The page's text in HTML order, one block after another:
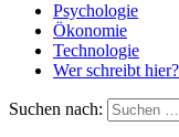
Psychologie
Ökonomie
Technologie
Wer schreibt hier?
Suchen nach: